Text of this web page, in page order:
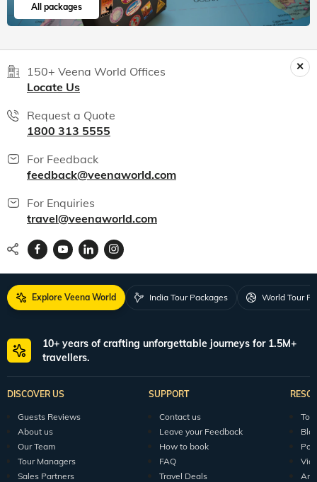
All packages
150+ Veena World Offices
Locate Us
Request a Quote
1800 313 5555
For Feedback
feedback@veenaworld.com
For Enquiries
travel@veenaworld.com
Explore Veena World India Tour Packages World Tour
10+ years of crafting unforgettable journeys for 1.5M+
travellers.
DISCOVER US
Guests Reviews
About us
Our Team
Tour Managers
Sales Partners
SUPPORT
Contact us
Leave your Feedback
How to book
FAQ
Travel Deals